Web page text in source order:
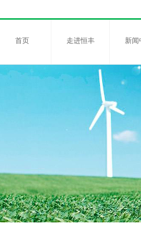
首页 走进恒丰 新闻